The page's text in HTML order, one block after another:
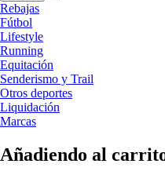
Rebajas
Fútbol
Lifestyle
Running
Equitación
Senderismo y Trail
Otros deportes
Liquidación
Marcas
Añadiendo al